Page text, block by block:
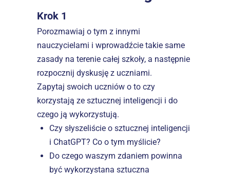
Krok 1
Porozmawiaj o tym z innymi
nauczycielami i wprowadźcie takie same
zasady na terenie całej szkoły, a następnie
rozpocznij dyskusję z uczniami.
Zapytaj swoich uczniów o to czy
korzystają ze sztucznej inteligencji i do
czego ją wykorzystują.
Czy słyszeliście o sztucznej inteligencji
i ChatGPT? Co o tym myślicie?
Do czego waszym zdaniem powinna
być wykorzystana sztuczna